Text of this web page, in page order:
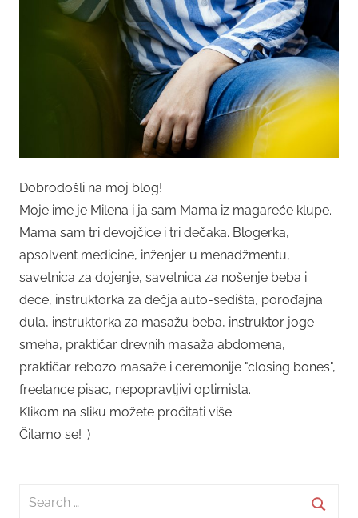
Dobrodošli na moj blog!
Moje ime je Milena i ja sam Mama iz magareće klupe.
Mama sam tri devojčice i tri dečaka. Blogerka,
apsolvent medicine, inženjer u menadžmentu,
savetnica za dojenje, savetnica za nošenje beba i
dece, instruktorka za dečja auto-sedišta, porođajna
dula, instruktorka za masažu beba, instruktor joge
smeha, praktičar drevnih masaža abdomena,
praktičar rebozo masaže i ceremonije "closing bones",
freelance pisac, nepopravljivi optimista.
Klikom na sliku možete pročitati više.
Čitamo se! :)
Search